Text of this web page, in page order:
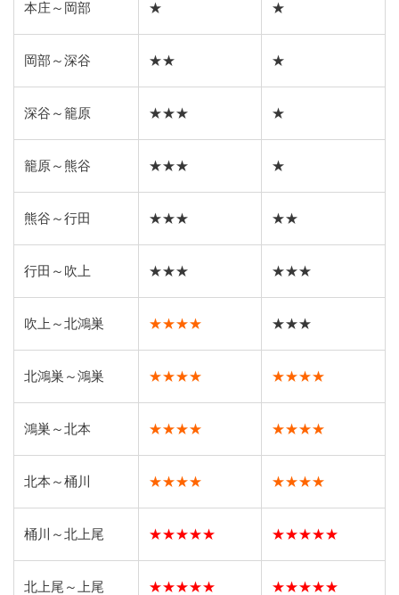
本庄～岡部 ★ ★
岡部～深谷 ★★ ★
深谷～籠原 ★★★ ★
籠原～熊谷 ★★★ ★
熊谷～行田 ★★★ ★★
行田～吹上 ★★★ ★★★
吹上～北鴻巣 ★★★★ ★★★
北鴻巣～鴻巣 ★★★★ ★★★★
鴻巣～北本 ★★★★ ★★★★
北本～桶川 ★★★★ ★★★★
桶川～北上尾 ★★★★★ ★★★★★
北上尾～上尾 ★★★★★ ★★★★★